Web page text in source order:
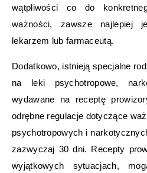
wątpliwości co do
ważności, zawsze najlepiej
lekarzem lub farmaceutą.
Dodatkowo, istnieją specjalne
na leki psychotropowe,
wydawane na receptę
odrębne regulacje dotyczące
psychotropowych i
zazwyczaj 30 dni. Recepty
wyjątkowych sytuacjach,